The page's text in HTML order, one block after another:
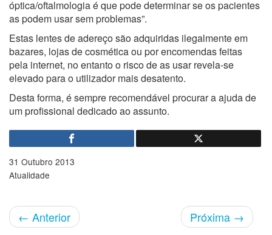
óptica/oftalmologia é que pode determinar se os pacientes
as podem usar sem problemas”.
Estas lentes de adereço são adquiridas ilegalmente em
bazares, lojas de cosmética ou por encomendas feitas
pela internet, no entanto o risco de as usar revela-se
elevado para o utilizador mais desatento.
Desta forma, é sempre recomendável procurar a ajuda de
um profissional dedicado ao assunto.
31 Outubro 2013
Atualidade
← Anterior Próxima →